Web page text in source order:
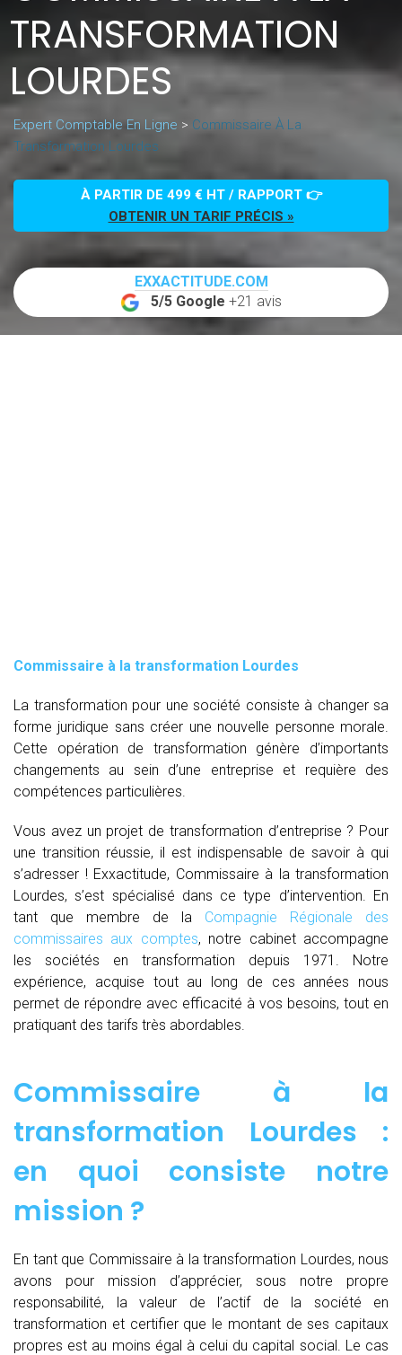
TRANSFORMATION
LOURDES
Expert Comptable En Ligne > Commissaire À La
Transformation Lourdes
À PARTIR DE 499 € HT / RAPPORT 👉
OBTENIR UN TARIF PRÉCIS »
EXXACTITUDE.COM
5/5 Google +21 avis
Commissaire à la transformation Lourdes
La transformation pour une société consiste à changer sa
forme juridique sans créer une nouvelle personne morale.
Cette opération de transformation génère d’importants
changements au sein d’une entreprise et requière des
compétences particulières.
Vous avez un projet de transformation d’entreprise ? Pour
une transition réussie, il est indispensable de savoir à qui
s’adresser ! Exxactitude, Commissaire à la transformation
Lourdes, s’est spécialisé dans ce type d’intervention. En
tant que membre de la Compagnie Régionale des
commissaires aux comptes, notre cabinet accompagne
les sociétés en transformation depuis 1971. Notre
expérience, acquise tout au long de ces années nous
permet de répondre avec efficacité à vos besoins, tout en
pratiquant des tarifs très abordables.
Commissaire à la
transformation Lourdes :
en quoi consiste notre
mission ?
En tant que Commissaire à la transformation Lourdes, nous
avons pour mission d’apprécier, sous notre propre
responsabilité, la valeur de l’actif de la société en
transformation et certifier que le montant de ses capitaux
propres est au moins égal à celui du capital social. Le cas